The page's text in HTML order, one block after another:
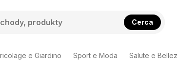
Cerca
e Giardino Sport e Moda Salute e